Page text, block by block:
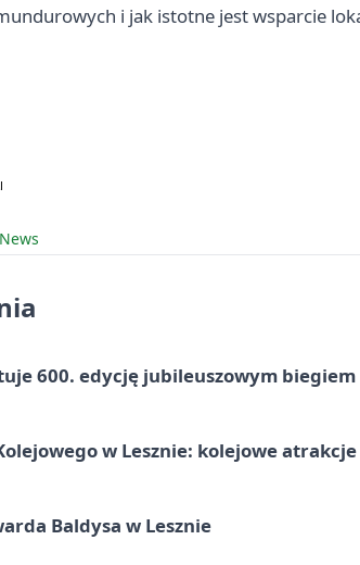
i jak istotne jest wsparcie
600. edycję jubileuszowym biegiem
w Lesznie: kolejowe atrakcje
Baldysa w Lesznie